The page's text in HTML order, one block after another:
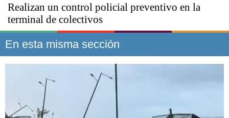
Realizan un control policial preventivo en la
terminal de colectivos
En esta misma sección